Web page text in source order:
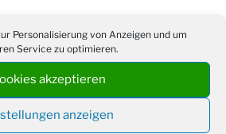
Personalisierung von Anzeigen und um
Service zu optimieren.
akzeptieren
anzeigen
Drabenderhöhe